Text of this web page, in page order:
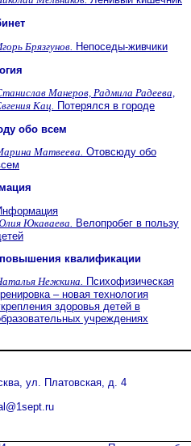
Брязгунов. Непоседы-живчики
Манеров, Радмила Радеева,
Кац. Потерялся в городе
обо всем
Матвеева. Отовсюду обо
Юкаваева. Велопробег в пользу
квалификации
Нежкина. Психофизическая
– новая технология
здоровья детей в
учреждениях
ул. Платовская, д. 4